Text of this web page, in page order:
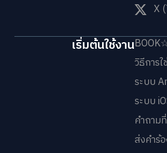
X
เริ่มต้นใช้งาน
วิธีการ
ระบบ
ระบบ
คำถาม
ส่งคำร้